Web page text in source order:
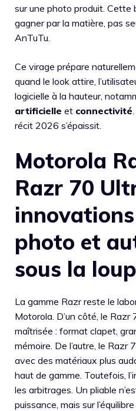
sur une photo produit. Cette
gagner par la matière, pas
AnTuTu.
Ce virage prépare
quand le look attire,
logicielle à la hauteur,
artificielle et connectivité
récit 2026 s’épaissit.
Motorola
Razr 70
photo et
sous la
La gamme Razr reste le
Motorola. D’un côté, le
maîtrisée : format clapet,
mémoire. De l’autre, le Razr
avec des matériaux plus
haut de gamme. Toutefois,
les arbitrages. Un pliable
puissance, mais sur